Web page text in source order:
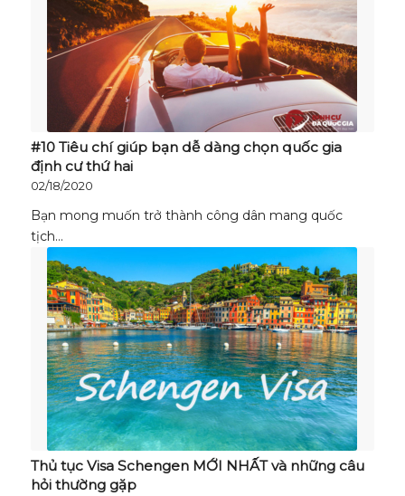
#10 Tiêu chí giúp bạn dễ dàng chọn quốc gia
định cư thứ hai
02/18/2020
Bạn mong muốn trở thành công dân mang quốc
tịch…
Thủ tục Visa Schengen MỚI NHẤT và những câu
hỏi thường gặp